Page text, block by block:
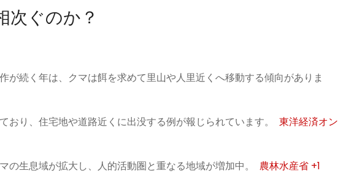
次ぐのか？
が続く年は、クマは餌を求めて里山や人里近くへ移動する傾向がありま
おり、住宅地や道路近くに出没する例が報じられています。
東洋経済オン
の生息域が拡大し、人的活動圏と重なる地域が増加中。 農林水産省 +1